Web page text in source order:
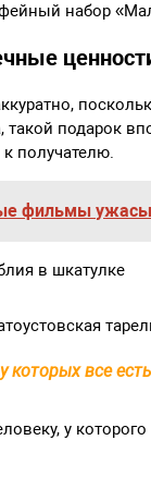
набор
такой подарок
получателю.
фильмы ужасы
в шкатулке
которых все
у